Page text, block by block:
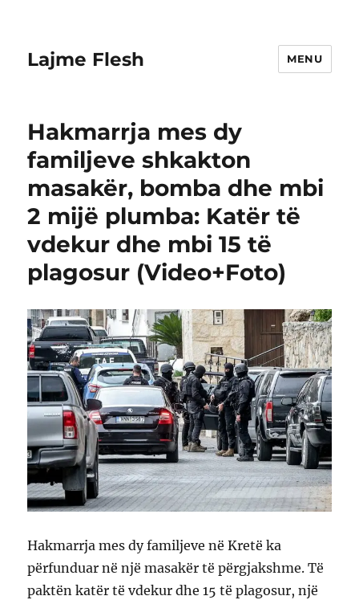
Lajme Flesh MENU
Hakmarrja mes dy
familjeve shkakton
masakër, bomba dhe mbi
2 mijë plumba: Katër të
vdekur dhe mbi 15 të
plagosur (Video+Foto)
Hakmarrja mes dy familjeve në Kretë ka
përfunduar në një masakër të përgjakshme. Të
paktën katër të vdekur dhe 15 të plagosur, një